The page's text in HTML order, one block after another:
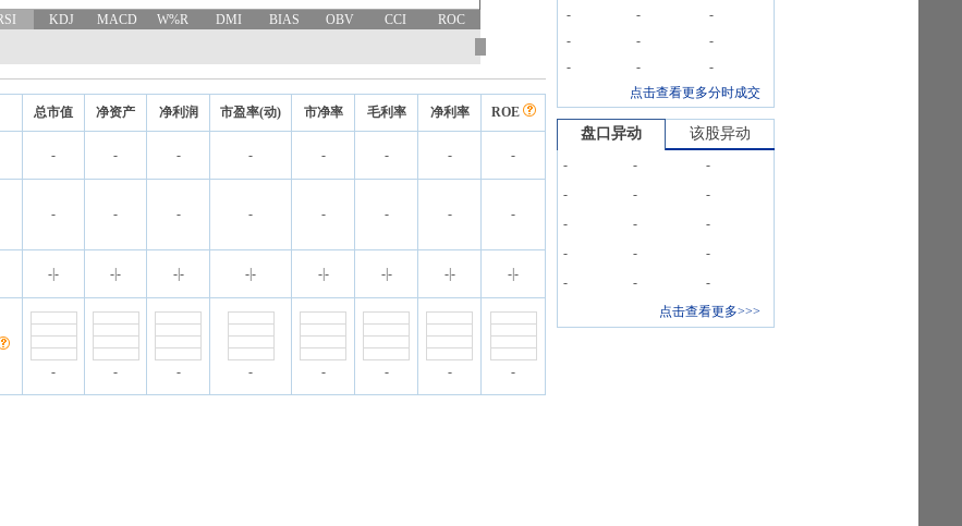
KDJ MACD W%R DMI BIAS OBV CCI ROC
总市值 净资产 净利润 市盈率(动) 市净率 毛利率 净利率 ROE
- - - - - - - -
- - - - - - - -
-- -- -|- -- -|- -|- -|- --
-
- - - - - - -
-
-
-
-
-
-
-
-
-
点击查看更多分时成交
盘口异动 该股异动
- -
-
-
-
-
-
-
-
-
-
-
-
-
-
点击查看更多>>>